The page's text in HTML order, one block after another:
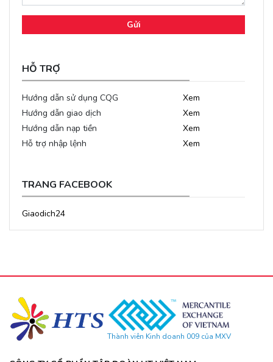
Gửi
HỖ TRỢ
Hướng dẫn sử dụng CQG
Xem
Hướng dẫn giao dịch
Xem
Hướng dẫn nạp tiền
Xem
Hỗ trợ nhập lệnh
Xem
TRANG FACEBOOK
Giaodich24
Thành viên Kinh doanh 009 của MXV